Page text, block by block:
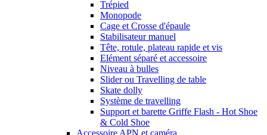
Trépied
Monopode
Cage et Crosse d'épaule
Stabilisateur manuel
Tête, rotule, plateau rapide et vis
Elément séparé et accessoire
Niveau à bulles
Slider ou Travelling de table
Skate dolly
Système de travelling
Support et barette Griffe Flash - Hot Shoe
& Cold Shoe
Accessoire APN et caméra